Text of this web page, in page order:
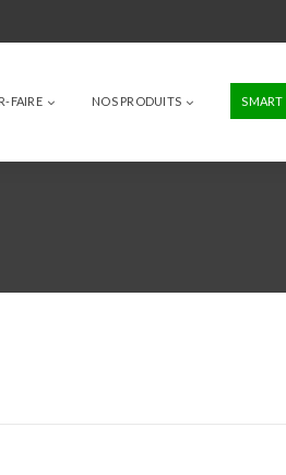
FAIRE NOS PRODUITS